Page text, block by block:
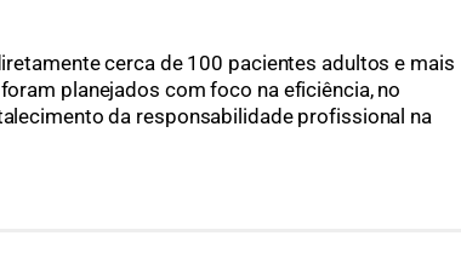
cerca de 100 pacientes adultos e mais
planejados com foco na eficiência, no
da responsabilidade profissional na